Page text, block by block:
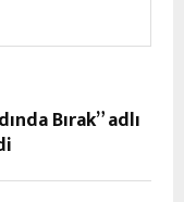
Bırak” adlı